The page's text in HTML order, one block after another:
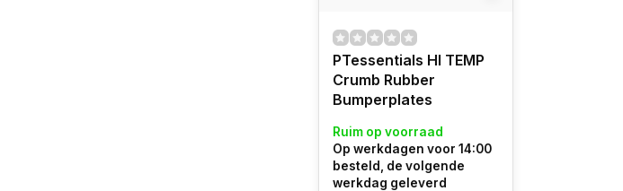
PTessentials HI TEMP
Crumb Rubber
Bumperplates
Ruim op voorraad
Op werkdagen voor 14:00
besteld, de volgende
werkdag geleverd